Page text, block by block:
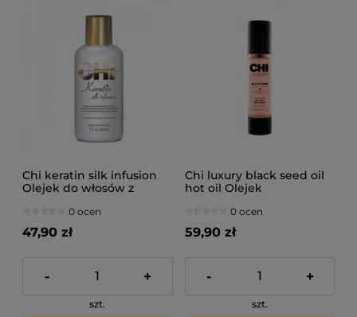
Chi keratin silk infusion
Olejek do włosów z
0 ocen
47,90 zł
- +
szt.
Chi luxury black seed oil
hot oil Olejek
włosów suchych i
zniszczonych 50ml
0 ocen
59,90 zł
- +
szt.